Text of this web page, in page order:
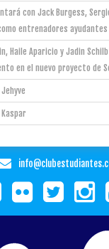
con Jack Burgess,
entrenadores ayudantes
Haile Aparicio y Jadin
en el nuevo proyecto de